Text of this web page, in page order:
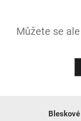
Můžete se